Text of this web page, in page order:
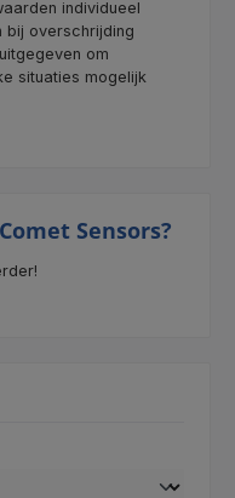
individueel
bij overschrijding
om
situaties mogelijk
Sensors?